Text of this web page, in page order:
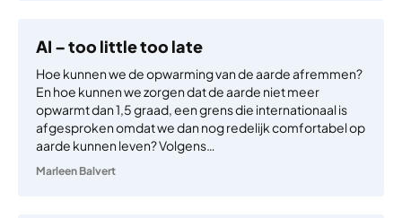
AI – too little too late
Hoe kunnen we de opwarming van de aarde afremmen?
En hoe kunnen we zorgen dat de aarde niet meer
opwarmt dan 1,5 graad, een grens die internationaal is
afgesproken omdat we dan nog redelijk comfortabel op
aarde kunnen leven? Volgens…
Marleen Balvert